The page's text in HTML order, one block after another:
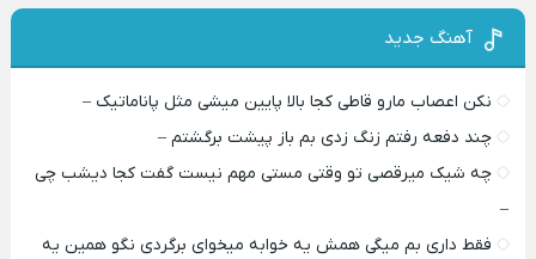
آهنگ جدید
نکن اعصاب مارو قاطی کجا بالا پایین میشی مثل پاناماتیک –
چند دفعه رفتم زنگ زدی بم باز پیشت برگشتم –
چه شیک میرقصی تو وقتی مستی مهم نیست گفت کجا دیشب چی
–
فقط داری بم میگی همش یه خوابه میخوای برگردی نگو همین یه